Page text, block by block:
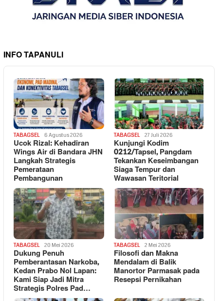
INFO TAPANULI
TABAGSEL 6 Agustus 2026
Ucok Rizal: Kehadiran
Wings Air di Bandara JHN
Langkah Strategis
Pemerataan
Pembangunan
TABAGSEL 27 Juli 2026
Kunjungi Kodim
0212/Tapsel, Pangdam
Tekankan Keseimbangan
Siaga Tempur dan
Wawasan Teritorial
TABAGSEL 20 Mei 2026
Dukung Penuh
Pemberantasan Narkoba,
Kedan Prabo Nol Lapan:
Kami Siap Jadi Mitra
Strategis Polres Pad…
TABAGSEL 2 Mei 2026
Filosofi dan Makna
Mendalam di Balik
Manortor Parmasak pada
Resepsi Pernikahan